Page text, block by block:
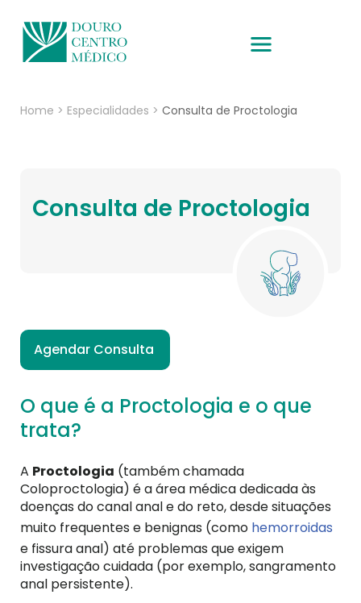
Home > Especialidades > Consulta de Proctologia
Consulta de Proctologia
Agendar Consulta
O que é a Proctologia e o que
trata?
A Proctologia (também chamada
Coloproctologia) é a área médica dedicada às
doenças do canal anal e do reto, desde situações
muito frequentes e benignas (como hemorroidas
e fissura anal) até problemas que exigem
investigação cuidada (por exemplo, sangramento
anal persistente).